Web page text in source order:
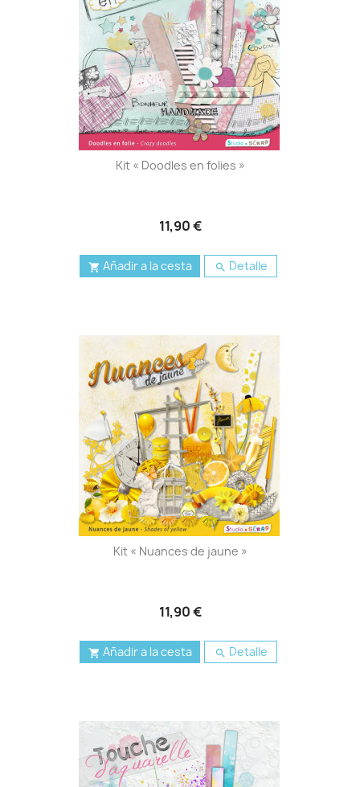
Kit « Doodles en folies »
11,90 €
 Añadir a la cesta  Detalle
Kit « Nuances de jaune »
11,90 €
 Añadir a la cesta  Detalle